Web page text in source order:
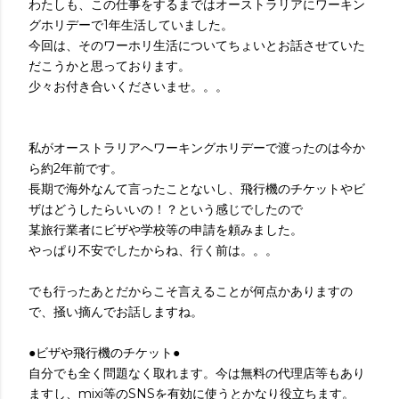
わたしも、この仕事をするまではオーストラリアにワーキン
グホリデーで1年生活していました。
今回は、そのワーホリ生活についてちょいとお話させていた
だこうかと思っております。
少々お付き合いくださいませ。。。
私がオーストラリアへワーキングホリデーで渡ったのは今か
ら約2年前です。
長期で海外なんて言ったことないし、飛行機のチケットやビ
ザはどうしたらいいの！？という感じでしたので
某旅行業者にビザや学校等の申請を頼みました。
やっぱり不安でしたからね、行く前は。。。
でも行ったあとだからこそ言えることが何点かありますの
で、掻い摘んでお話しますね。
●ビザや飛行機のチケット●
自分でも全く問題なく取れます。今は無料の代理店等もあり
ますし、mixi等のSNSを有効に使うとかなり役立ちます。